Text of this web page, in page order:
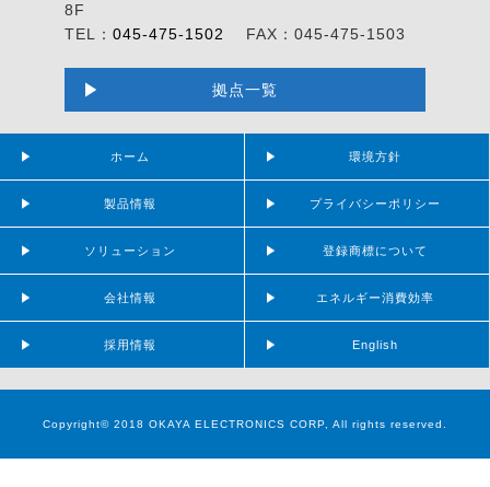
8F
TEL： 045-475-1502 FAX：045-475-1503
拠点一覧
ホーム
製品情報
ソリューション
会社情報
採用情報
環境方針
プライバシーポリシー
登録商標について
エネルギー消費効率
English
Copyright© 2018 OKAYA ELECTRONICS CORP, All rights reserved.